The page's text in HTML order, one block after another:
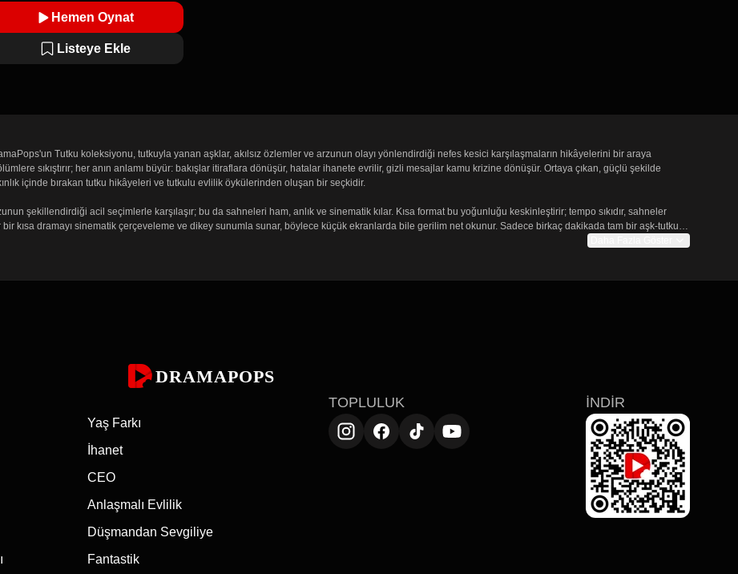
Hemen Oynat
Listeye Ekle
Tutku koleksiyonu, tutkuyla yanan aşklar, akılsız özlemler ve arzunun olayı yönlendirdiği nefes kesici karşılaşmaların hikâyelerini bir araya
sıkıştırır; her anın anlamı büyür: bakışlar itiraflara dönüşür, hatalar ihanete evrilir, gizli mesajlar kamu krizine dönüşür. Ortaya çıkan, güçlü şekilde
içinde bırakan tutku hikâyeleri ve tutkulu evlilik öykülerinden oluşan bir seçkidir.
şekillendirdiği acil seçimlerle karşılaşır; bu da sahneleri ham, anlık ve sinematik kılar. Kısa format bu yoğunluğu keskinleştirir; tempo sıkıdır, sahneler
bir kısa dramayı sinematik çerçeveleme ve dikey sunumla sunar, böylece küçük ekranlarda bile gerilim net okunur. Sadece birkaç dakikada tam bir aşk-tutku
DRAMAPOPS
Yaş Farkı
İhanet
CEO
Anlaşmalı Evlilik
Düşmandan Sevgiliye
Fantastik
TOPLULUK İNDIR